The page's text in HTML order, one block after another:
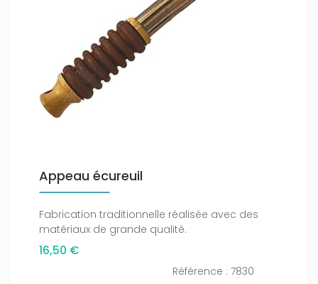
Appeau écureuil
Fabrication traditionnelle réalisée avec des
matériaux de grande qualité.
16,50 €
Référence : 7830